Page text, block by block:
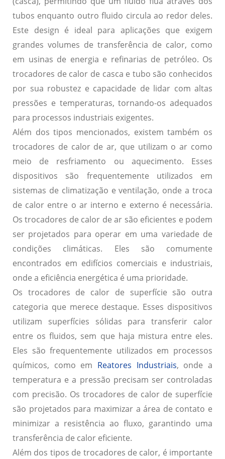
tubos enquanto outro fluido circula ao redor deles.
Este design é ideal para aplicações que exigem
grandes volumes de transferência de calor, como
em usinas de energia e refinarias de petróleo. Os
trocadores de calor de casca e tubo são conhecidos
por sua robustez e capacidade de lidar com altas
pressões e temperaturas, tornando-os adequados
para processos industriais exigentes.
Além dos tipos mencionados, existem também os
trocadores de calor de ar, que utilizam o ar como
meio de resfriamento ou aquecimento. Esses
dispositivos são frequentemente utilizados em
sistemas de climatização e ventilação, onde a troca
de calor entre o ar interno e externo é necessária.
Os trocadores de calor de ar são eficientes e podem
ser projetados para operar em uma variedade de
condições climáticas. Eles são comumente
encontrados em edifícios comerciais e industriais,
onde a eficiência energética é uma prioridade.
Os trocadores de calor de superfície são outra
categoria que merece destaque. Esses dispositivos
utilizam superfícies sólidas para transferir calor
entre os fluidos, sem que haja mistura entre eles.
Eles são frequentemente utilizados em processos
químicos, como em Reatores Industriais, onde a
temperatura e a pressão precisam ser controladas
com precisão. Os trocadores de calor de superfície
são projetados para maximizar a área de contato e
minimizar a resistência ao fluxo, garantindo uma
transferência de calor eficiente.
Além dos tipos de trocadores de calor, é importante